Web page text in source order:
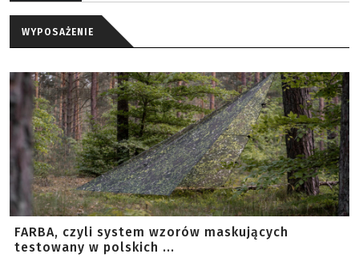
WYPOSAŻENIE
FARBA, czyli system wzorów maskujących
testowany w polskich ...